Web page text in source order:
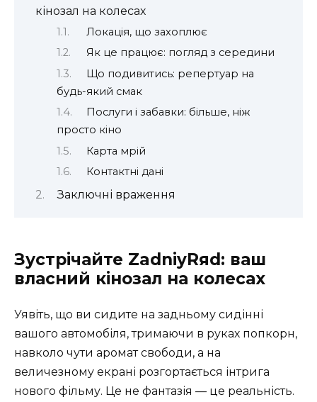
кінозал на колесах
Локація, що захоплює
Як це працює: погляд з середини
Що подивитись: репертуар на
будь-який смак
Послуги і забавки: більше, ніж
просто кіно
Карта мрій
Контактні дані
Заключні враження
Зустрічайте ZadniyRяd: ваш
власний кінозал на колесах
Уявіть, що ви сидите на задньому сидінні
вашого автомобіля, тримаючи в руках попкорн,
навколо чути аромат свободи, а на
величезному екрані розгортається інтрига
нового фільму. Це не фантазія — це реальність.